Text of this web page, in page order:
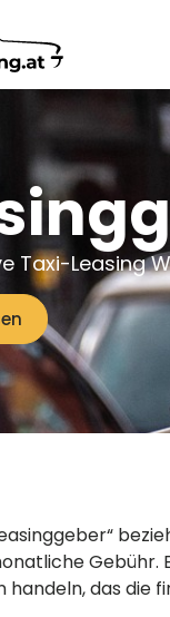
Taxi-Leasing
Gebühr.
handeln, das die